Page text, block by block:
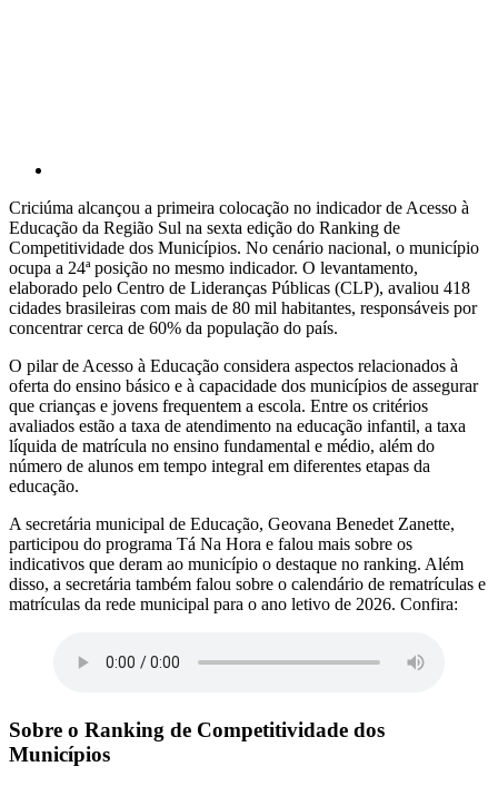
Criciúma alcançou a primeira colocação no indicador de Acesso à
Educação da Região Sul na sexta edição do Ranking de
Competitividade dos Municípios. No cenário nacional, o município
ocupa a 24ª posição no mesmo indicador. O levantamento,
elaborado pelo Centro de Lideranças Públicas (CLP), avaliou 418
cidades brasileiras com mais de 80 mil habitantes, responsáveis por
concentrar cerca de 60% da população do país.
O pilar de Acesso à Educação considera aspectos relacionados à
oferta do ensino básico e à capacidade dos municípios de assegurar
que crianças e jovens frequentem a escola. Entre os critérios
avaliados estão a taxa de atendimento na educação infantil, a taxa
líquida de matrícula no ensino fundamental e médio, além do
número de alunos em tempo integral em diferentes etapas da
educação.
A secretária municipal de Educação, Geovana Benedet Zanette,
participou do programa Tá Na Hora e falou mais sobre os
indicativos que deram ao município o destaque no ranking. Além
disso, a secretária também falou sobre o calendário de rematrículas e
matrículas da rede municipal para o ano letivo de 2026. Confira:
Sobre o Ranking de Competitividade dos
Municípios